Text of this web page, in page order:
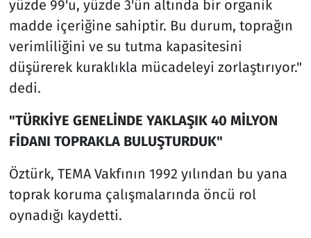
yüzde 99'u, yüzde 3'ün altında bir organik
madde içeriğine sahiptir. Bu durum, toprağın
verimliliğini ve su tutma kapasitesini
düşürerek kuraklıkla mücadeleyi zorlaştırıyor."
dedi.
"TÜRKİYE GENELİNDE YAKLAŞIK 40 MİLYON
FİDANI TOPRAKLA BULUŞTURDUK"
Öztürk, TEMA Vakfının 1992 yılından bu yana
toprak koruma çalışmalarında öncü rol
oynadığı kaydetti.